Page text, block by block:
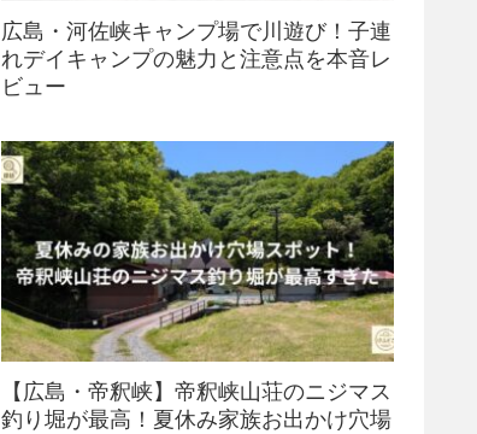
広島・河佐峡キャンプ場で川遊び！子連
れデイキャンプの魅力と注意点を本音レ
ビュー
【広島・帝釈峡】帝釈峡山荘のニジマス
釣り堀が最高！夏休み家族お出かけ穴場